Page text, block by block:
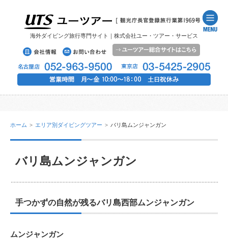
海外ダイビング旅行専門サイト｜株式会社ユー・ツアー・サービス
ホーム > エリア別ダイビングツアー > バリ島ムンジャンガン
バリ島ムンジャンガン
手つかずの自然が残るバリ島西部ムンジャンガン
ムンジャンガン